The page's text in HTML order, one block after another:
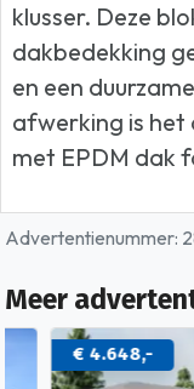
klusser. Deze
dakbedekking
en een
afwerking is het
met EPDM dak
Advertentienummer:
Meer
€ 4.648,-